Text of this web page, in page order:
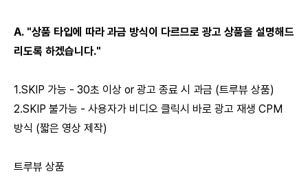
A. "상품 타입에 따라 과금 방식이 다르므로 광고 상품을 설명해드
리도록 하겠습니다."
1.SKIP 가능 - 30초 이상 or 광고 종료 시 과금 (트루뷰 상품)
2.SKIP 불가능 - 사용자가 비디오 클릭시 바로 광고 재생 CPM
방식 (짧은 영상 제작)
트루뷰 상품